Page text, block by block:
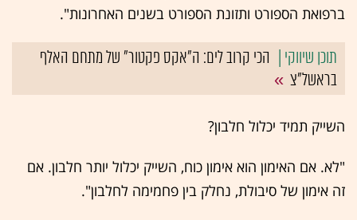
ברפואת הספורט ותזונת הספורט בשנים האחרונות".
הכי קרוב לים: ה"אקס פקטור" של מתחם האלף
בראשל"צ
השייק תמיד יכלול חלבון?
"לא. אם האימון הוא אימון כוח, השייק יכלול יותר חלבון. אם
זה אימון של סיבולת, נחלק בין פחמימה לחלבון".